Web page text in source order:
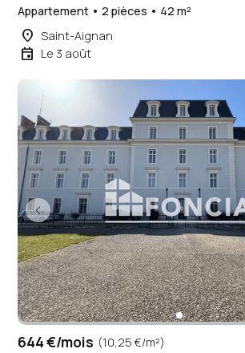
Appartement • 2 pièces • 42 m²
place Saint-Aignan
event Le 3 août
644 €/mois (10,25 €/m²)